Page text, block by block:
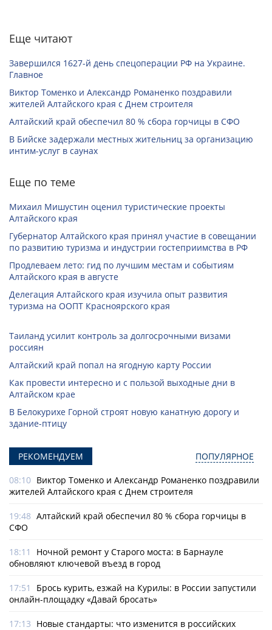
Еще читают
Завершился 1627-й день спецоперации РФ на Украине.
Главное
Виктор Томенко и Александр Романенко поздравили
жителей Алтайского края с Днем строителя
Алтайский край обеспечил 80 % сбора горчицы в СФО
В Бийске задержали местных жительниц за организацию
интим-услуг в саунах
Еще по теме
Михаил Мишустин оценил туристические проекты
Алтайского края
Губернатор Алтайского края принял участие в совещании
по развитию туризма и индустрии гостеприимства в РФ
Продлеваем лето: гид по лучшим местам и событиям
Алтайского края в августе
Делегация Алтайского края изучила опыт развития
туризма на ООПТ Красноярского края
Таиланд усилит контроль за долгосрочными визами
россиян
Алтайский край попал на ягодную карту России
Как провести интересно и с пользой выходные дни в
Алтайском крае
В Белокурихе Горной строят новую канатную дорогу и
здание-птицу
РЕКОМЕНДУЕМ ПОПУЛЯРНОЕ
08:10 Виктор Томенко и Александр Романенко поздравили
жителей Алтайского края с Днем строителя
19:48 Алтайский край обеспечил 80 % сбора горчицы в
СФО
18:11
Ночной ремонт у Старого моста: в Барнауле
обновляют ключевой въезд в город
17:51
Брось курить, езжай на Курилы: в России запустили
онлайн-­площадку «Давай бросать»
17:13 Новые стандарты: что изменится в российских